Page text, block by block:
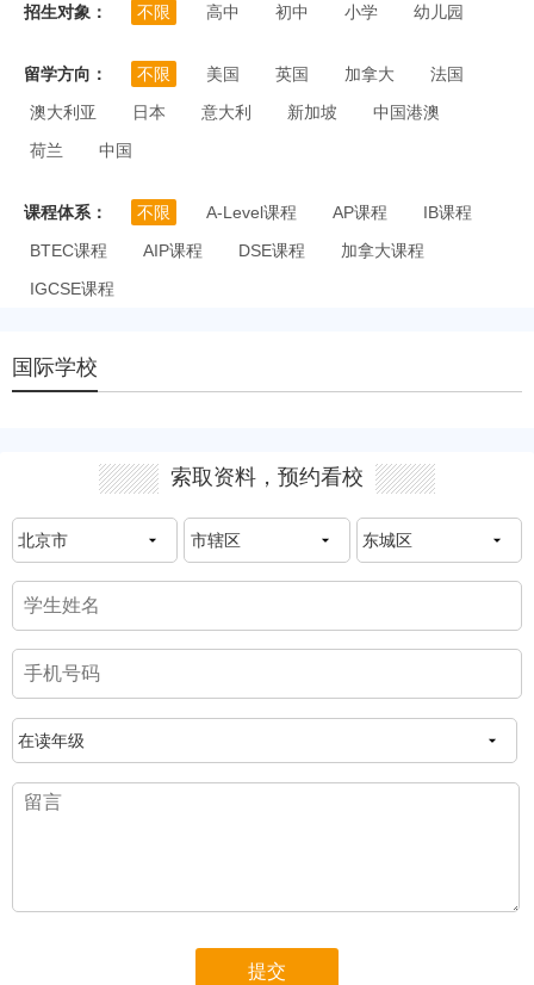
招生对象： 不限 高中 初中 小学 幼儿园
留学方向： 不限 美国 英国 加拿大
法国
澳大利亚
日本 意大利 新加坡
中国港澳
荷兰
中国
课程体系： 不限 A-Level课程 AP课程
IB课程
BTEC课程
AIP课程 DSE课程
加拿大课程
IGCSE课程
国际学校
索取资料，预约看校